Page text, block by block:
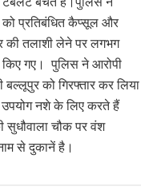
को प्रतिबंधित कैप्सूल और
की तलाशी लेने पर लगभग
गए। पुलिस ने आरोपी
को गिरफ्तार कर लिया
नशे के लिए करते हैं
सुधौवाला चौक पर वंश
से दुकानें है।